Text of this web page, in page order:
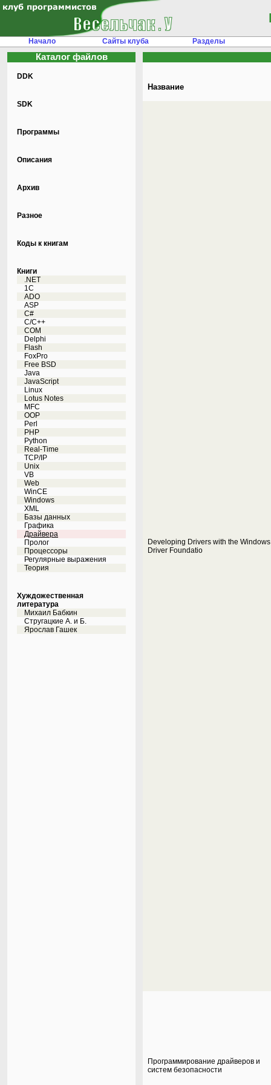
Начало Сайты клуба Разделы
Каталог файлов
DDK
SDK
Программы
Описания
Архив
Разное
Коды к книгам
Книги
.NET
1C
ADO
ASP
C#
C/C++
COM
Delphi
Flash
FoxPro
Free BSD
Java
JavaScript
Linux
Lotus Notes
MFC
OOP
Perl
PHP
Python
Real-Time
TCP/IP
Unix
VB
Web
WinCE
Windows
XML
Базы данных
Графика
Драйвера
Пролог
Процессоры
Регулярные выражения
Теория
Хуждожественная
литература
Михаил Бабкин
Стругацкие А. и Б.
Ярослав Гашек
Название
Developing Drivers with the Windows
Driver Foundatio
Программирование драйверов и
систем безопасности